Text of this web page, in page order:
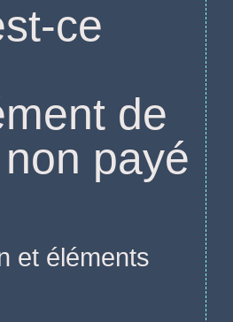
ce
de
payé
et éléments